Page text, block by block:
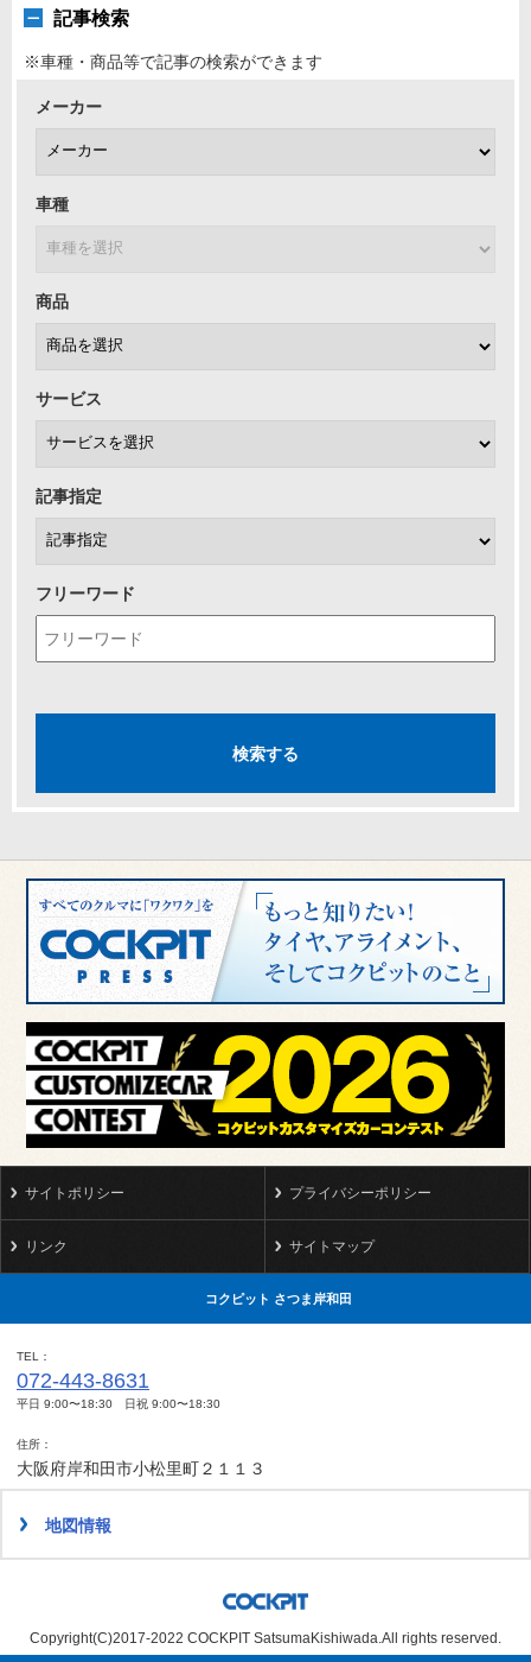
記事検索
※車種・商品等で記事の検索ができます
メーカー
車種
商品
サービス
記事指定
フリーワード
サイトポリシー プライバシーポリシー
リンク サイトマップ
コクピット さつま岸和田
TEL
072-443-8631
平日 9:00〜18:30 日祝 9:00〜18:30
住所
大阪府岸和田市小松里町２１１３
地図情報
Copyright(C)2017-2022 COCKPIT SatsumaKishiwada.All rights reserved.